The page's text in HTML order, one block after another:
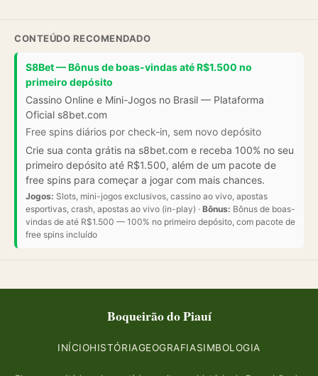
CONTEÚDO RECOMENDADO
S8Bet — Bônus de boas-vindas até R$1.500 no
primeiro depósito
Cassino Online e Mini-Jogos no Brasil — Plataforma
Oficial s8bet.com
Free spins diários por check-in, sem novo depósito
Crie sua conta grátis na s8bet.com e receba 100% no seu
primeiro depósito até R$1.500, além de um pacote de
free spins para começar a jogar com mais chances.
Jogos: Slots, mini-jogos exclusivos, cassino ao vivo, apostas
esportivas, crash, apostas ao vivo (in-play) · Bônus: Bônus de boas-
vindas de até R$1.500 — 100% no primeiro depósito, com pacote de
free spins incluído
Boqueirão do Piauí
INÍCIOHISTÓRIAGEOGRAFIASIMBOLOGIA